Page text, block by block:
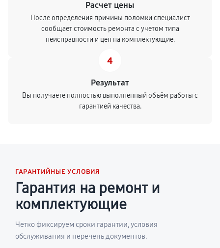
Расчет цены
После определения причины поломки специалист
сообщает стоимость ремонта с учетом типа
неисправности и цен на комплектующие.
4
Результат
Вы получаете полностью выполненный объём работы с
гарантией качества.
ГАРАНТИЙНЫЕ УСЛОВИЯ
Гарантия на ремонт и
комплектующие
Четко фиксируем сроки гарантии, условия
обслуживания и перечень документов.